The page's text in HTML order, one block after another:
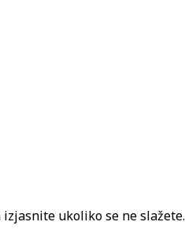
ukoliko se ne slažete.